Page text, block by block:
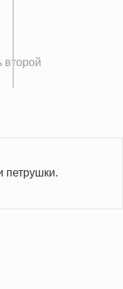
второй
петрушки.